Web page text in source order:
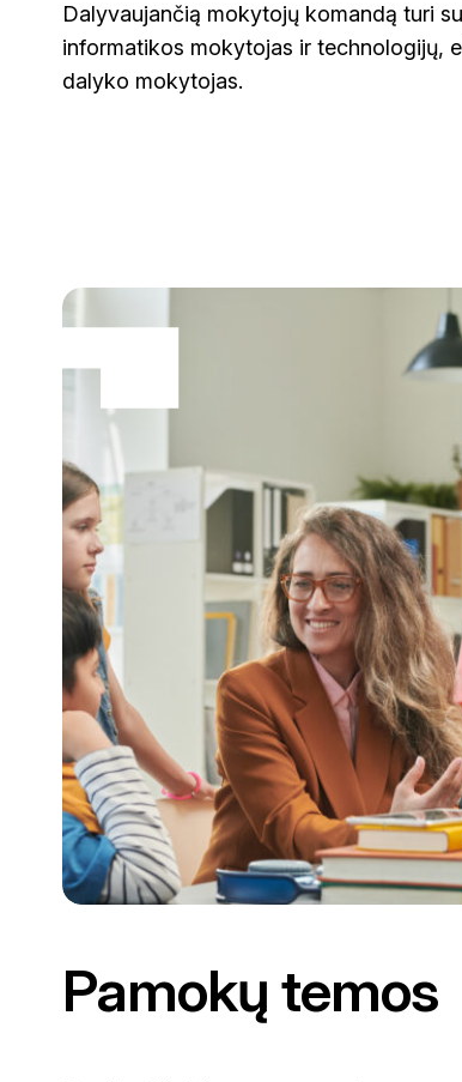
Dalyvaujančią mokytojų komandą turi
informatikos mokytojas ir technologijų,
dalyko mokytojas.
Pamokų temos